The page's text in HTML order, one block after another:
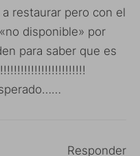
restaurar pero con el
disponible» por
para saber que es
Responder